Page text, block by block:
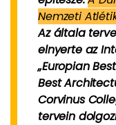
Nemzeti
Az általa
elnyerte az
„Europian
Best
Corvinus
tervein